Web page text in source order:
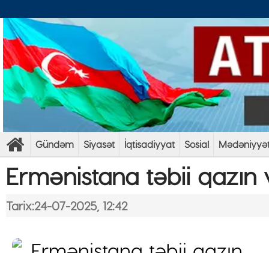
Gündəm Siyasət İqtisadiyyat Sosial
Ermənistana təbii qazın
Tarix:24-07-2025, 12:42